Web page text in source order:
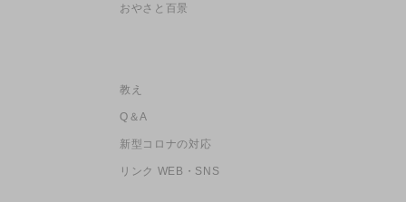
おやさと百景
教え
Q＆A
新型コロナの対応
リンク WEB・SNS